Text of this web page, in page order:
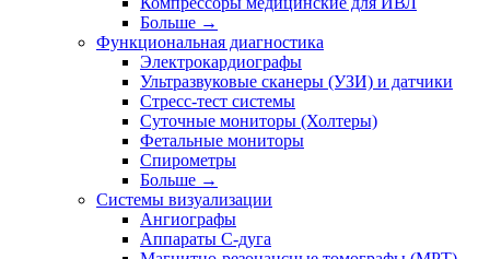
Больше →
Функциональная диагностика
Электрокардиографы
Ультразвуковые сканеры (УЗИ) и датчики
Стресс-тест системы
Суточные мониторы (Холтеры)
Фетальные мониторы
Спирометры
Больше →
Системы визуализации
Ангиографы
Аппараты C-дуга